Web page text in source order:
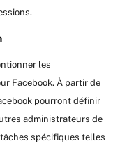
les
Facebook. À partir de
pourront définir
administrateurs de
spécifiques telles